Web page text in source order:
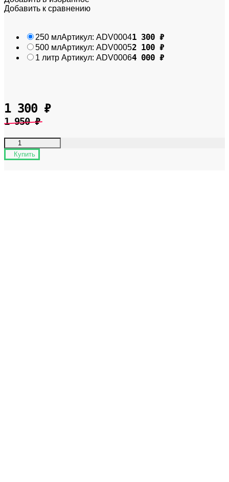
Добавить к сравнению
250 млАртикул: ADV00041 300 ₽
500 млАртикул: ADV00052 100 ₽
1 литр Артикул: ADV00064 000 ₽
1 300 ₽
1 950₽
Купить